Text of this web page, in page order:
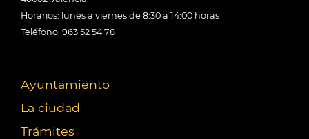
Horarios: lunes a viernes de 8:30 a 14:00 horas
Teléfono: 963 52 54 78
Ayuntamiento
La ciudad
Trámites